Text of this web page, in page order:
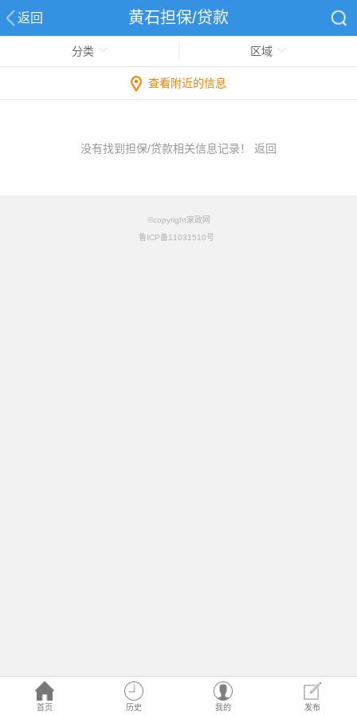
返回 黄石担保/贷款
首页 历史 我的 发布
分类 区域
查看附近的信息
没有找到担保/贷款相关信息记录！ 返回
©copyright家政网
鲁ICP备11031510号